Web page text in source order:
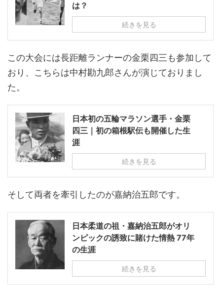
は？
続きを見る
この大会には長距離ランナーの金栗四三も参加して
おり、こちらは中村勘九郎さんが演じておりまし
た。
日本初の五輪マラソン選手・金栗
四三｜初の箱根駅伝も開催した生
涯
続きを見る
そして両者を牽引したのが嘉納治五郎です。
日本柔道の祖・嘉納治五郎がオリ
ンピックの誘致に賭けた情熱 77年
の生涯
続きを見る